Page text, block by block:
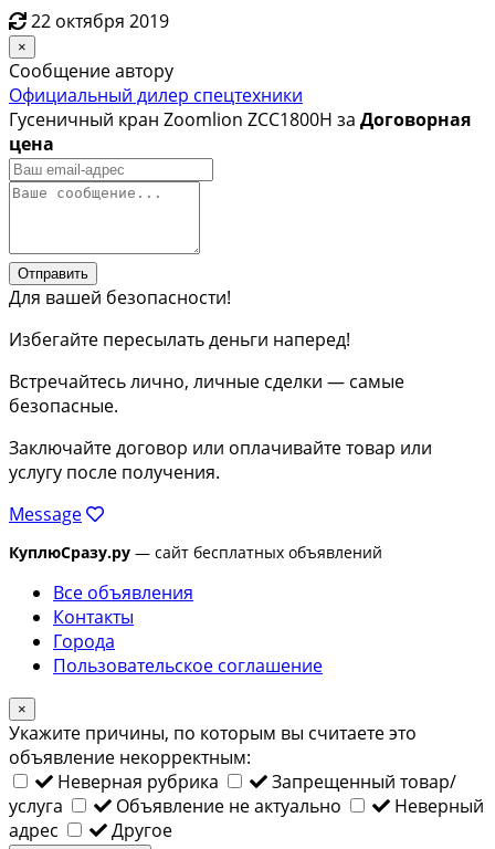
22 октября 2019
×
Сообщение автору
Официальный дилер спецтехники
Гусеничный кран Zoomlion ZCC1800H за Договорная
цена
Отправить
Для вашей безопасности!
Избегайте пересылать деньги наперед!
Встречайтесь лично, личные сделки — самые
безопасные.
Заключайте договор или оплачивайте товар или
услугу после получения.
Message
КуплюСразу.ру — сайт бесплатных объявлений
Все объявления
Контакты
Города
Пользовательское соглашение
×
Укажите причины, по которым вы считаете это
объявление некорректным:
Неверная рубрика
Запрещенный товар/
услуга
Объявление не актуально
Неверный
адрес
Другое